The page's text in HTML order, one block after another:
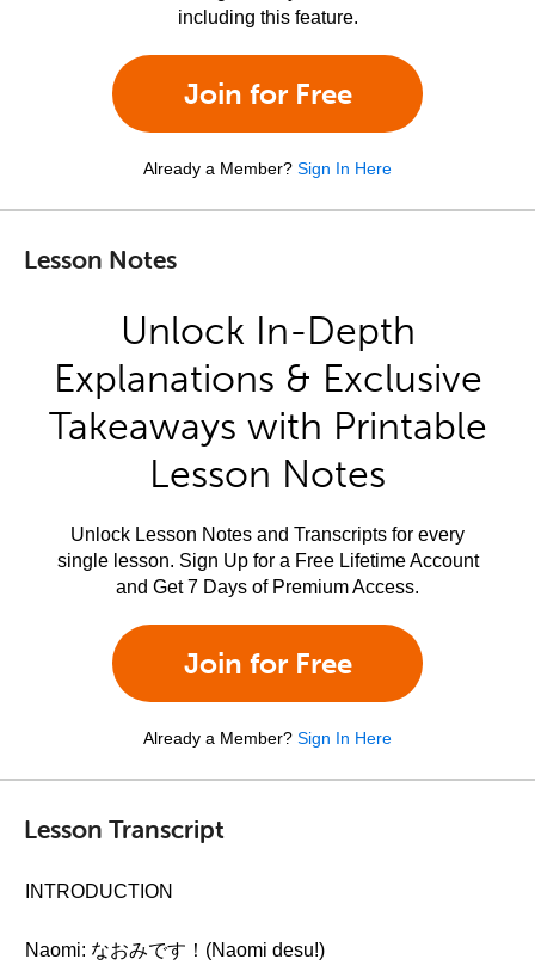
including this feature.
Join for Free
Already a Member? Sign In Here
Lesson Notes
Unlock In-Depth
Explanations & Exclusive
Takeaways with Printable
Lesson Notes
Unlock Lesson Notes and Transcripts for every
single lesson. Sign Up for a Free Lifetime Account
and Get 7 Days of Premium Access.
Join for Free
Already a Member? Sign In Here
Lesson Transcript
INTRODUCTION
Naomi: なおみです！(Naomi desu!)